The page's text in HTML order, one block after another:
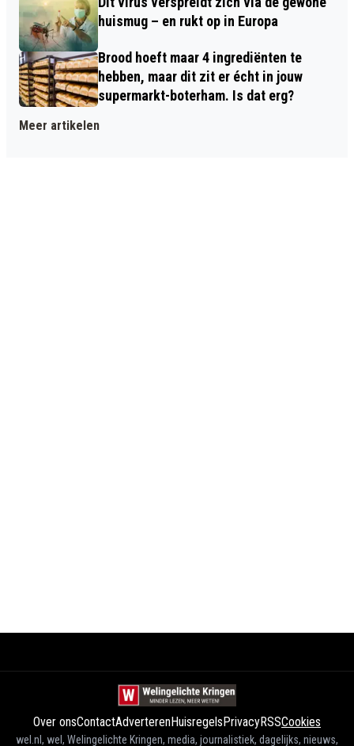
huismug – en rukt op in Europa
Brood hoeft maar 4 ingrediënten te
hebben, maar dit zit er écht in jouw
supermarkt-boterham. Is dat erg?
Meer artikelen
Over onsContactAdverterenHuisregelsPrivacyRSSCookies
wel.nl, wel, Welingelichte Kringen, media, journalistiek, dagelijks, nieuws,